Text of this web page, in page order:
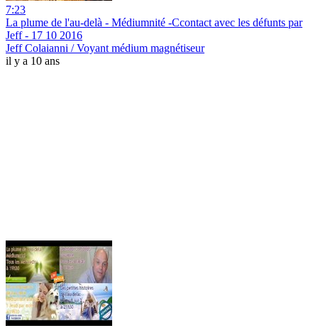
7:23
La plume de l'au-delà - Médiumnité -Ccontact avec les défunts par
Jeff - 17 10 2016
Jeff Colaianni / Voyant médium magnétiseur
il y a 10 ans